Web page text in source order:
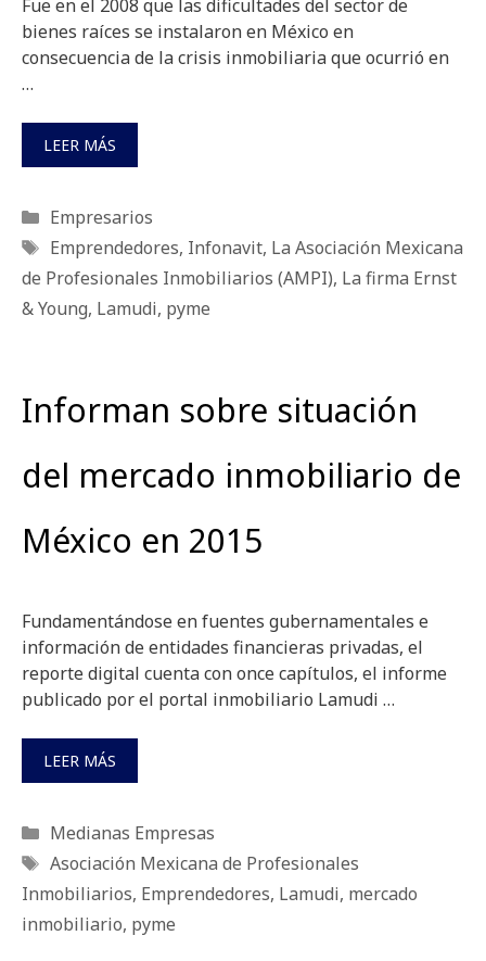
Fue en el 2008 que las dificultades del sector de
bienes raíces se instalaron en México en
consecuencia de la crisis inmobiliaria que ocurrió en
…
LEER MÁS
Categorías
Empresarios
Etiquetas
Emprendedores, Infonavit, La Asociación Mexicana
de Profesionales Inmobiliarios (AMPI), La firma Ernst
& Young, Lamudi, pyme
Informan sobre situación
del mercado inmobiliario de
México en 2015
Fundamentándose en fuentes gubernamentales e
información de entidades financieras privadas, el
reporte digital cuenta con once capítulos, el informe
publicado por el portal inmobiliario Lamudi …
LEER MÁS
Categorías
Medianas Empresas
Etiquetas
Asociación Mexicana de Profesionales
Inmobiliarios, Emprendedores, Lamudi, mercado
inmobiliario, pyme